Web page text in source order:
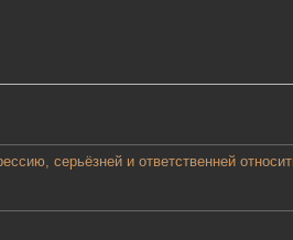
серьёзней и ответственней